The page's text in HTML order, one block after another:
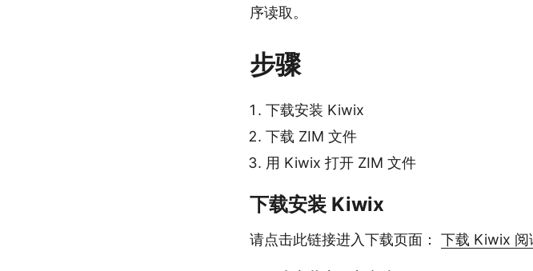
序读取。
步骤
下载安装 Kiwix
下载 ZIM 文件
用 Kiwix 打开 ZIM 文件
下载安装 Kiwix
请点击此链接进入下载页面： 下载 Kiwix 阅